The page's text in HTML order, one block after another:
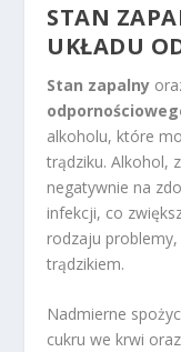
STAN
UKŁADU
Stan zapalny
alkoholu, które
trądziku. Alkohol,
negatywnie na
infekcji, co
rodzaju
trądzikiem.
Nadmierne
cukru we krwi